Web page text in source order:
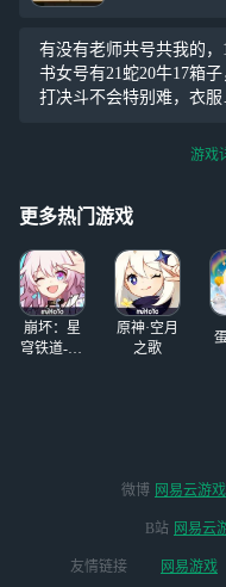
友，无权限限
可以和别人说
你的号，无需
有没有老师共号共我的，
书女号有21蛇20牛17箱子
打决斗不会特别难，衣服
致14.30，除了宝石金币
游戏
更多热门游戏
崩坏：星
穹铁道-4.4
原神·空月
之歌
微博 网易云游戏
B站 网易云
友情链接 网易游戏